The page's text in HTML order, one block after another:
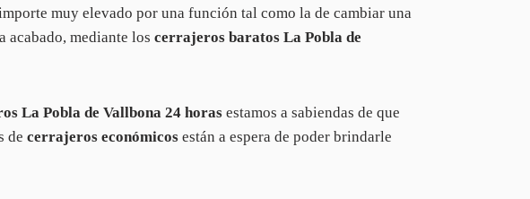
muy elevado por una función tal como la de cambiar una
acabado, mediante los cerrajeros baratos La Pobla de
La Pobla de Vallbona 24 horas estamos a sabiendas de que
de cerrajeros económicos están a espera de poder brindarle